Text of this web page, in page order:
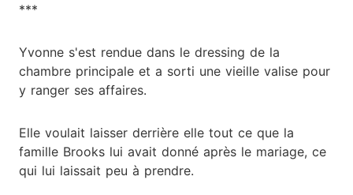
***
Yvonne s'est rendue dans le dressing de la
chambre principale et a sorti une vieille valise pour
y ranger ses affaires.
Elle voulait laisser derrière elle tout ce que la
famille Brooks lui avait donné après le mariage, ce
qui lui laissait peu à prendre.